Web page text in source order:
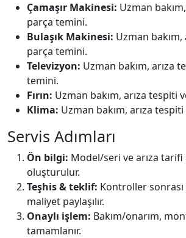
Çamaşır Makinesi: Uzman
parça temini.
Bulaşık Makinesi: Uzman
parça temini.
Televizyon: Uzman bakım, arıza
temini.
Fırın: Uzman bakım, arıza tespiti
Klima: Uzman bakım, arıza
Servis Adımları
Ön bilgi: Model/seri ve arıza tarifi
oluşturulur.
Teşhis & teklif: Kontroller
maliyet paylaşılır.
Onaylı işlem: Bakım/onarım,
tamamlanır.